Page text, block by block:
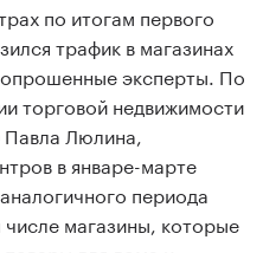
по итогам первого
трафик в магазинах
эксперты. По
торговой недвижимости
Павла Люлина,
в январе-марте
периода
магазины, которые